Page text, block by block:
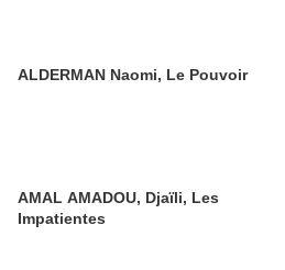
ALDERMAN Naomi, Le Pouvoir
AMAL AMADOU, Djaïli, Les
Impatientes